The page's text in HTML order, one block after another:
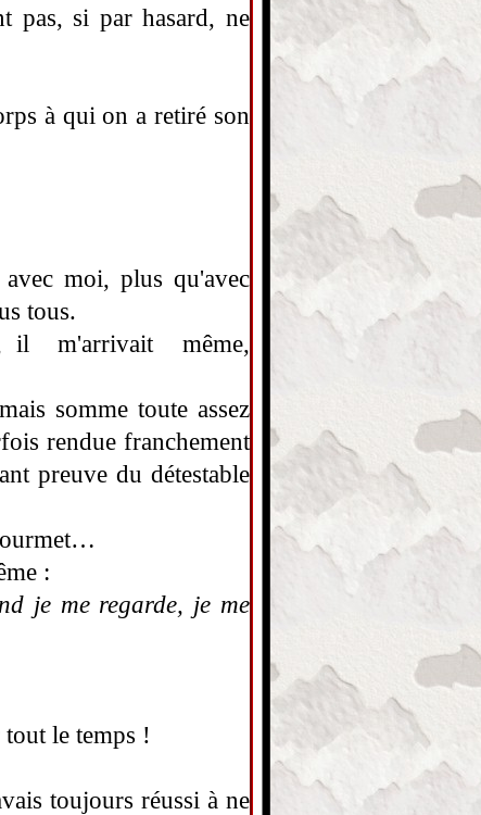
pas, si par hasard, ne
à qui on a retiré son
moi, plus qu'avec
tous.
il m'arrivait même,
somme toute assez
rendue franchement
preuve du détestable
:
je me regarde, je me
le temps !
toujours réussi à ne